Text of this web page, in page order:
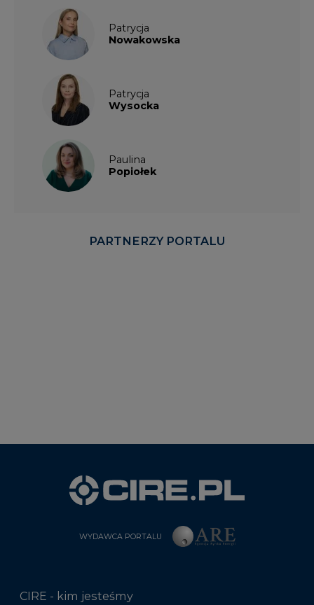
Patrycja
Nowakowska
Patrycja
Wysocka
Paulina
Popiołek
PARTNERZY PORTALU
WYDAWCA PORTALU
CIRE - kim jesteśmy